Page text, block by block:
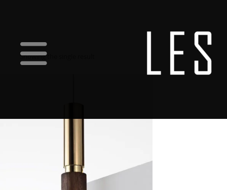
Showing the single result